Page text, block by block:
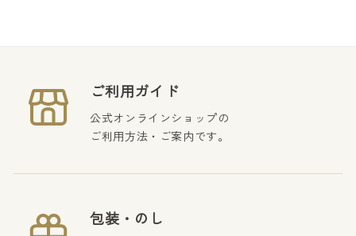
ご利用ガイド
公式オンラインショップの
ご利用方法・ご案内です。
包装・のし